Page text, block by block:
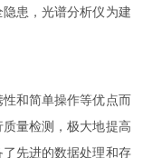
患，光谱分析仪为建
和简单操作等优点而
量检测，极大地提高
先进的数据处理和存